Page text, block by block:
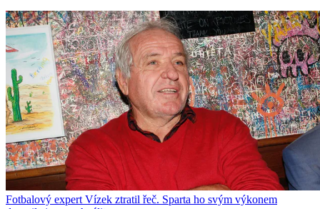
Fotbalový expert Vízek ztratil řeč. Sparta ho svým výkonem